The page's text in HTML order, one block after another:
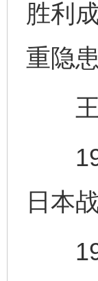
胜利
重隐患
王
日本